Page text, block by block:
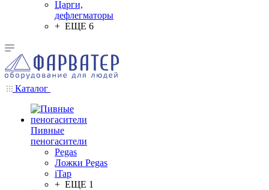
Царги,
дефлегматоры
+ ЕЩЕ 6
Каталог
Пивные
пеногасители
Pegas
Ложки Pegas
iTap
+ ЕЩЕ 1